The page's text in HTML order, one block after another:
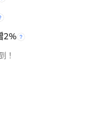
2%
！